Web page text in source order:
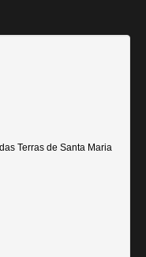
Terras de Santa Maria